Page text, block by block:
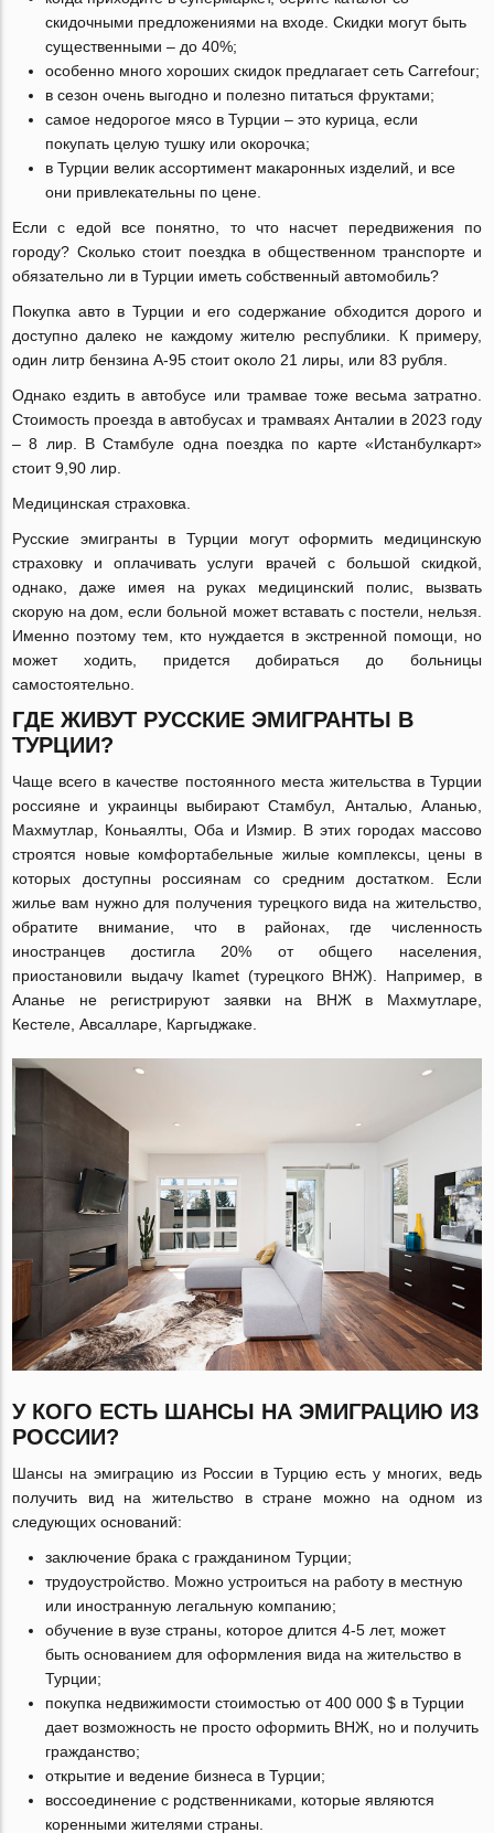
скидочными предложениями на входе. Скидки могут быть
существенными – до 40%;
особенно много хороших скидок предлагает сеть Carrefour;
в сезон очень выгодно и полезно питаться фруктами;
самое недорогое мясо в Турции – это курица, если
покупать целую тушку или окорочка;
в Турции велик ассортимент макаронных изделий, и все
они привлекательны по цене.
Если с едой все понятно, то что насчет передвижения по
городу? Сколько стоит поездка в общественном транспорте и
обязательно ли в Турции иметь собственный автомобиль?
Покупка авто в Турции и его содержание обходится дорого и
доступно далеко не каждому жителю республики. К примеру,
один литр бензина А-95 стоит около 21 лиры, или 83 рубля.
Однако ездить в автобусе или трамвае тоже весьма затратно.
Стоимость проезда в автобусах и трамваях Анталии в 2023 году
– 8 лир. В Стамбуле одна поездка по карте «Истанбулкарт»
стоит 9,90 лир.
Медицинская страховка.
Русские эмигранты в Турции могут оформить медицинскую
страховку и оплачивать услуги врачей с большой скидкой,
однако, даже имея на руках медицинский полис, вызвать
скорую на дом, если больной может вставать с постели, нельзя.
Именно поэтому тем, кто нуждается в экстренной помощи, но
может ходить, придется добираться до больницы
самостоятельно.
ГДЕ ЖИВУТ РУССКИЕ ЭМИГРАНТЫ В
ТУРЦИИ?
Чаще всего в качестве постоянного места жительства в Турции
россияне и украинцы выбирают Стамбул, Анталью, Аланью,
Махмутлар, Коньаялты, Оба и Измир. В этих городах массово
строятся новые комфортабельные жилые комплексы, цены в
которых доступны россиянам со средним достатком. Если
жилье вам нужно для получения турецкого вида на жительство,
обратите внимание, что в районах, где численность
иностранцев достигла 20% от общего населения,
приостановили выдачу Ikamet (турецкого ВНЖ). Например, в
Аланье не регистрируют заявки на ВНЖ в Махмутларе,
Кестеле, Авсалларе, Каргыджаке.
У КОГО ЕСТЬ ШАНСЫ НА ЭМИГРАЦИЮ ИЗ
РОССИИ?
Шансы на эмиграцию из России в Турцию есть у многих, ведь
получить вид на жительство в стране можно на одном из
следующих оснований:
заключение брака с гражданином Турции;
трудоустройство. Можно устроиться на работу в местную
или иностранную легальную компанию;
обучение в вузе страны, которое длится 4-5 лет, может
быть основанием для оформления вида на жительство в
Турции;
покупка недвижимости стоимостью от 400 000 $ в Турции
дает возможность не просто оформить ВНЖ, но и получить
гражданство;
открытие и ведение бизнеса в Турции;
воссоединение с родственниками, которые являются
коренными жителями страны.